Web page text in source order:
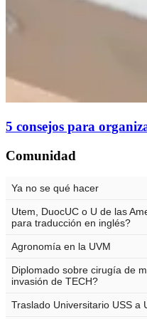
5 consejos para
Comunidad